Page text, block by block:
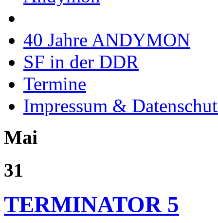
40 Jahre ANDYMON
SF in der DDR
Termine
Impressum &
Mai
31
TERMINATOR 5